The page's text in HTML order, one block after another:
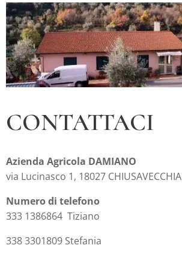
CONTATTACI
Azienda Agricola DAMIANO
via Lucinasco 1, 18027 CHIUSAVECCHIA
Numero di telefono
333 1386864 Tiziano
338 3301809 Stefania